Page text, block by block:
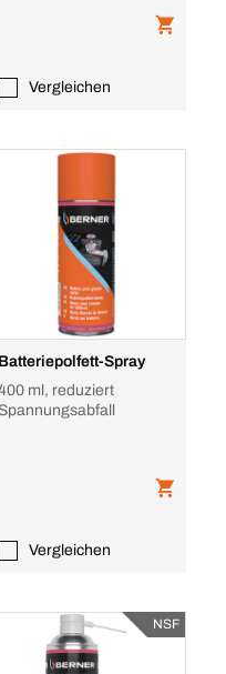
Vergleichen
Batteriepolfett-Spray
ml, reduziert
Vergleichen
NSF